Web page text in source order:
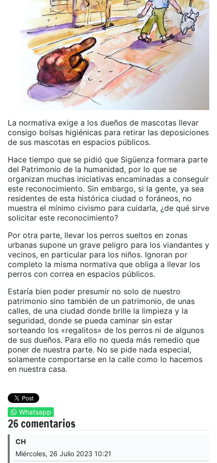
La normativa exige a los dueños de mascotas llevar
consigo bolsas higiénicas para retirar las deposiciones
de sus mascotas en espacios públicos.
Hace tiempo que se pidió que Sigüenza formara parte
del Patrimonio de la humanidad, por lo que se
organizan muchas iniciativas encaminadas a conseguir
este reconocimiento. Sin embargo, si la gente, ya sea
residentes de esta histórica ciudad o foráneos, no
muestra el mínimo civismo para cuidarla, ¿de qué sirve
solicitar este reconocimiento?
Por otra parte, llevar los perros sueltos en zonas
urbanas supone un grave peligro para los viandantes y
vecinos, en particular para los niños. Ignoran por
completo la misma normativa que obliga a llevar los
perros con correa en espacios públicos.
Estaría bien poder presumir no solo de nuestro
patrimonio sino también de un patrimonio, de unas
calles, de una ciudad donde brille la limpieza y la
seguridad, donde se pueda caminar sin estar
sorteando los «regalitos» de los perros ni de algunos
de sus dueños. Para ello no queda más remedio que
poner de nuestra parte. No se pide nada especial,
solamente comportarse en la calle como lo hacemos
en nuestra casa.
Whatsapp
26 comentarios
CH
Miércoles, 26 Julio 2023 10:21